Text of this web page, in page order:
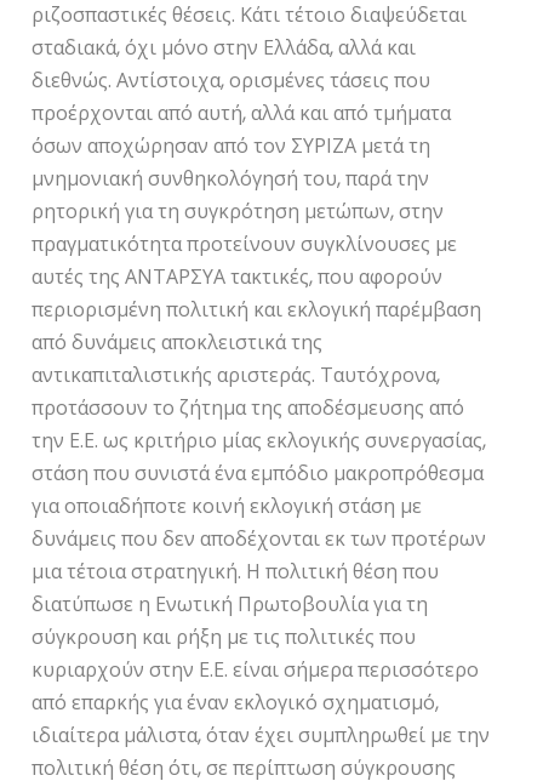
ριζοσπαστικές θέσεις. Κάτι τέτοιο διαψεύδεται
σταδιακά, όχι μόνο στην Ελλάδα, αλλά και
διεθνώς. Αντίστοιχα, ορισμένες τάσεις που
προέρχονται από αυτή, αλλά και από τμήματα
όσων αποχώρησαν από τον ΣΥΡΙΖΑ μετά τη
μνημονιακή συνθηκολόγησή του, παρά την
ρητορική για τη συγκρότηση μετώπων, στην
πραγματικότητα προτείνουν συγκλίνουσες με
αυτές της ΑΝΤΑΡΣΥΑ τακτικές, που αφορούν
περιορισμένη πολιτική και εκλογική παρέμβαση
από δυνάμεις αποκλειστικά της
αντικαπιταλιστικής αριστεράς. Ταυτόχρονα,
προτάσσουν το ζήτημα της αποδέσμευσης από
την Ε.Ε. ως κριτήριο μίας εκλογικής συνεργασίας,
στάση που συνιστά ένα εμπόδιο μακροπρόθεσμα
για οποιαδήποτε κοινή εκλογική στάση με
δυνάμεις που δεν αποδέχονται εκ των προτέρων
μια τέτοια στρατηγική. Η πολιτική θέση που
διατύπωσε η Ενωτική Πρωτοβουλία για τη
σύγκρουση και ρήξη με τις πολιτικές που
κυριαρχούν στην Ε.Ε. είναι σήμερα περισσότερο
από επαρκής για έναν εκλογικό σχηματισμό,
ιδιαίτερα μάλιστα, όταν έχει συμπληρωθεί με την
πολιτική θέση ότι, σε περίπτωση σύγκρουσης